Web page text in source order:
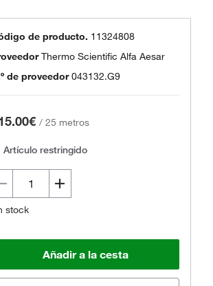
de producto. 11324808
Thermo Scientific Alfa Aesar
de proveedor 043132.G9
/ 25 metros
Artículo restringido
stock
Añadir a la cesta